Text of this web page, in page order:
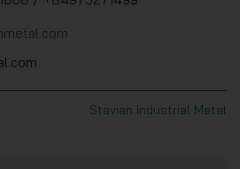
Stavian Industrial Metal